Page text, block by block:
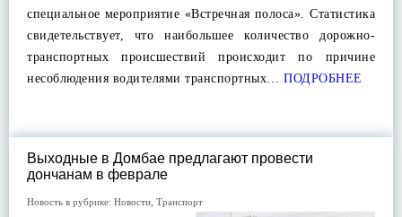
специальное мероприятие «Встречная полоса». Статистика
свидетельствует, что наибольшее количество дорожно-
транспортных происшествий происходит по причине
несоблюдения водителями транспортных… ПОДРОБНЕЕ
Выходные в Домбае предлагают провести
дончанам в феврале
Новость в рубрике: Новости Транспорт